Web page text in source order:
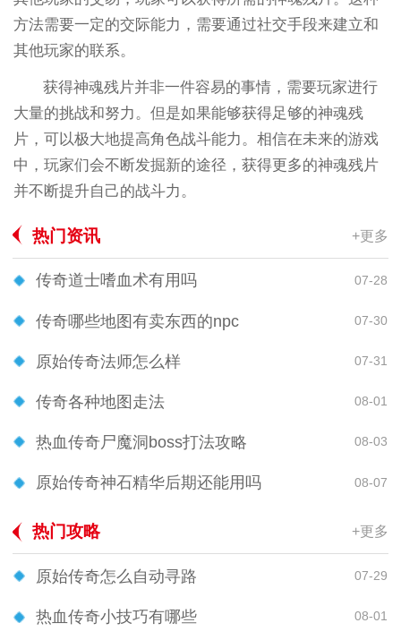
方法需要一定的交际能力，需要通过社交手段来建立和
其他玩家的联系。
获得神魂残片并非一件容易的事情，需要玩家进行
大量的挑战和努力。但是如果能够获得足够的神魂残
片，可以极大地提高角色战斗能力。相信在未来的游戏
中，玩家们会不断发掘新的途径，获得更多的神魂残片
并不断提升自己的战斗力。
热门资讯 +更多
传奇道士嗜血术有用吗 07-28
传奇哪些地图有卖东西的npc 07-30
原始传奇法师怎么样 07-31
传奇各种地图走法 08-01
热血传奇尸魔洞boss打法攻略 08-03
原始传奇神石精华后期还能用吗 08-07
热门攻略 +更多
原始传奇怎么自动寻路 07-29
热血传奇小技巧有哪些 08-01